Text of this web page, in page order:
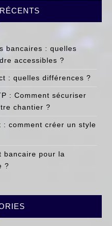
bancaires : quelles
accessibles ?
: quelles différences ?
: Comment sécuriser
chantier ?
: comment créer un style
bancaire pour la
?